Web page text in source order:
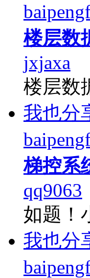
楼层数
jxjaxa
楼层数
我也分
梯控系
qq9063
如题！
我也分